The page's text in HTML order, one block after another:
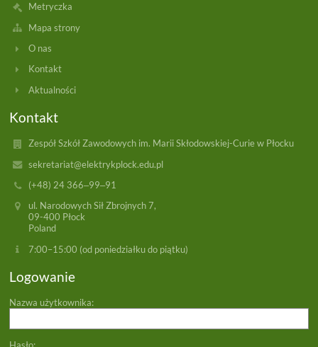
Metryczka
Mapa strony
O nas
Kontakt
Aktualności
Kontakt
Zespół Szkół Zawodowych im. Marii Skłodowskiej-Curie w Płocku
sekretariat@elektrykplock.edu.pl
(+48) 24 366‒99‒91
ul. Narodowych Sił Zbrojnych 7,
09-400 Płock
Poland
7:00–15:00 (od poniedziałku do piątku)
Logowanie
Nazwa użytkownika:
Hasło: